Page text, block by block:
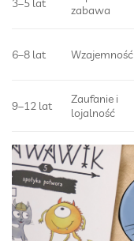
3–5 lat
zabawa
6–8 lat Wzajemność
9–12 lat
Zaufanie i
lojalność